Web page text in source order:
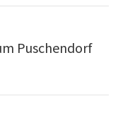
Puschendorf